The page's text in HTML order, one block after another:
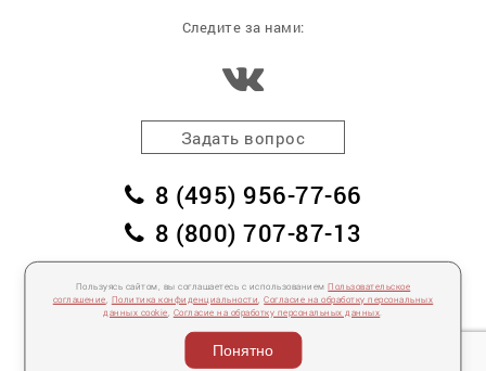
Пользуясь сайтом, вы соглашаетесь с использованиемПользовательское
соглашение Политика конфиденциальности ,Согласие на обработку персональных
данных cookie Согласие на обработку персональных данных
Понятно
Следите за нами:
Задать вопрос
8 (495) 956-77-66
8 (800) 707-87-13
пл. Победы, дом 2, корпус 2
Для спецификаций и предложений: info@mebelclub.ru
Выставленные на данном сайте предложения публичной офертой не являются.